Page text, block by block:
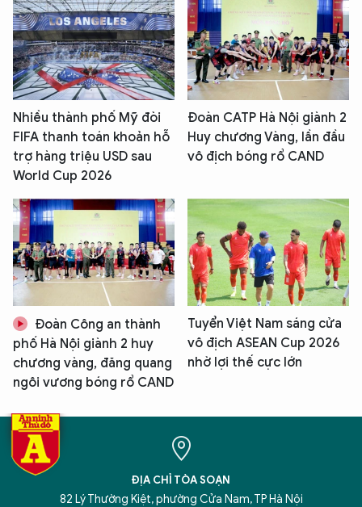
Nhiều thành phố Mỹ đòi
FIFA thanh toán khoản hỗ
trợ hàng triệu USD sau
World Cup 2026
Đoàn CATP Hà Nội giành 2
Huy chương Vàng, lần đầu
vô địch bóng rổ CAND
Đoàn Công an thành
phố Hà Nội giành 2 huy
chương vàng, đăng quang
ngôi vương bóng rổ CAND
Tuyển Việt Nam sáng cửa
vô địch ASEAN Cup 2026
nhờ lợi thế cực lớn
ĐỊA CHỈ TÒA SOẠN
82 Lý Thường Kiệt, phường Cửa Nam, TP Hà Nội